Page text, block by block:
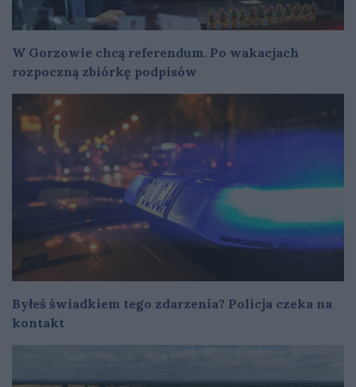
W Gorzowie chcą referendum. Po wakacjach
rozpoczną zbiórkę podpisów
Byłeś świadkiem tego zdarzenia? Policja czeka na
kontakt